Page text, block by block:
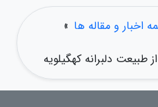
اخبار و مقاله ها »
طبیعت دلبرانه کهگیلویه